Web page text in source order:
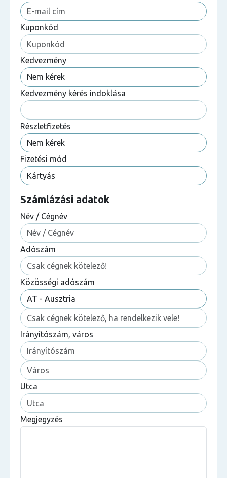
Kuponkód
Kedvezmény
Kedvezmény kérés indoklása
Részletfizetés
Fizetési mód
Számlázási adatok
Név / Cégnév
Adószám
Közösségi adószám
Irányítószám, város
Utca
Megjegyzés